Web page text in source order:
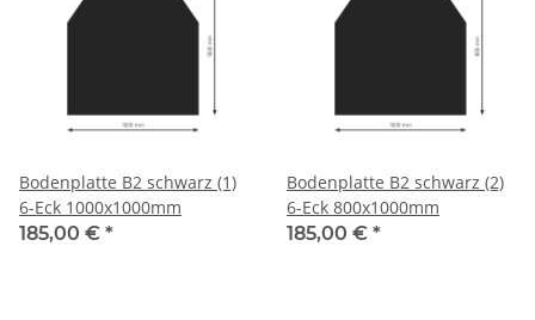
Bodenplatte B2 schwarz (1)
6-Eck 1000x1000mm
185,00 € *
Bodenplatte B2 schwarz (2)
6-Eck 800x1000mm
185,00 € *